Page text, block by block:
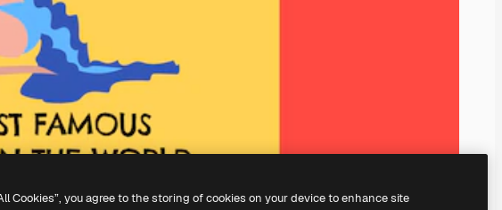
Cookies”, you agree to the storing of cookies on your device to enhance site